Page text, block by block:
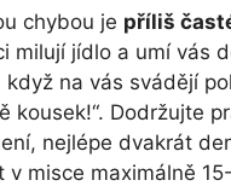
chybou je příliš
milují jídlo a umí vás
když na vás svádějí
kousek!“. Dodržujte
nejlépe dvakrát
v misce maximálně